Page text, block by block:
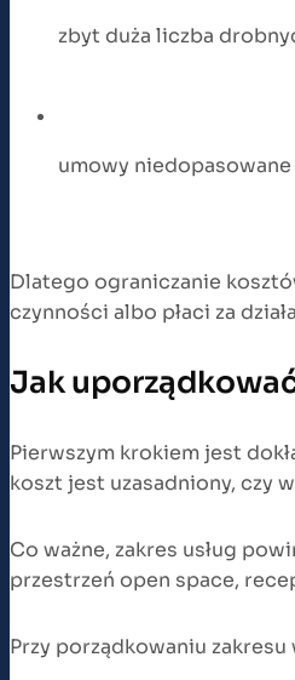
zbyt duża liczba
umowy
Dlatego ograniczanie
czynności albo płaci za
Jak
Pierwszym krokiem jest
koszt jest uzasadniony, czy
Co ważne, zakres usług
przestrzeń open space,
Przy porządkowaniu